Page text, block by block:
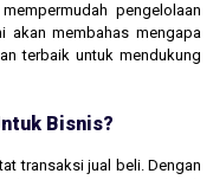
pengelolaan
akan membahas mengapa
terbaik untuk mendukung
Bisnis?
transaksi jual beli. Dengan